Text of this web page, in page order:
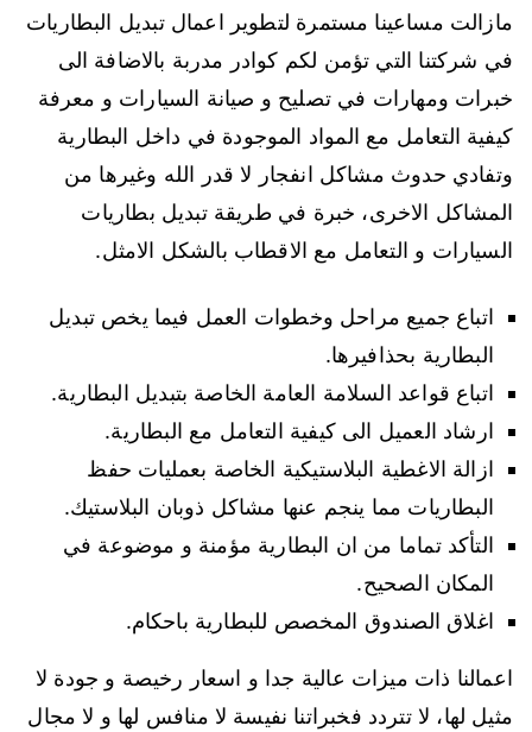
مازالت مساعينا مستمرة لتطوير اعمال تبديل البطاريات
في شركتنا التي تؤمن لكم كوادر مدربة بالاضافة الى
خبرات ومهارات في تصليح و صيانة السيارات و معرفة
كيفية التعامل مع المواد الموجودة في داخل البطارية
وتفادي حدوث مشاكل انفجار لا قدر الله وغيرها من
المشاكل الاخرى، خبرة في طريقة تبديل بطاريات
السيارات و التعامل مع الاقطاب بالشكل الامثل.
اتباع جميع مراحل وخطوات العمل فيما يخص تبديل
البطارية بحذافيرها.
اتباع قواعد السلامة العامة الخاصة بتبديل البطارية.
ارشاد العميل الى كيفية التعامل مع البطارية.
ازالة الاغطية البلاستيكية الخاصة بعمليات حفظ
البطاريات مما ينجم عنها مشاكل ذوبان البلاستيك.
التأكد تماما من ان البطارية مؤمنة و موضوعة في
المكان الصحيح.
اغلاق الصندوق المخصص للبطارية باحكام.
اعمالنا ذات ميزات عالية جدا و اسعار رخيصة و جودة لا
مثيل لها، لا تتردد فخبراتنا نفيسة لا منافس لها و لا مجال